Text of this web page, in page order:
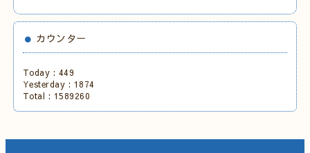
カウンター
Today : 449
Yesterday : 1874
Total : 1589260